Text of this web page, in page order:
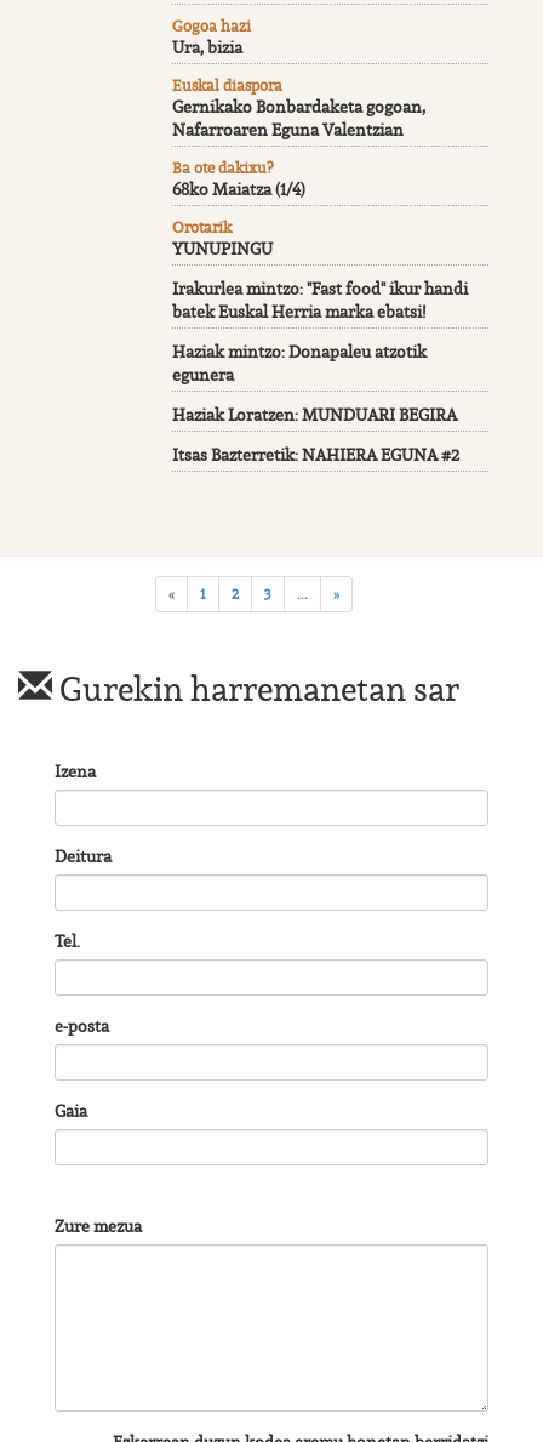
Gogoa hazi
Ura, bizia
Euskal diaspora
Gernikako Bonbardaketa gogoan,
Nafarroaren Eguna Valentzian
Ba ote dakixu?
68ko Maiatza (1/4)
Orotarik
YUNUPINGU
Irakurlea mintzo: "Fast food" ikur handi
batek Euskal Herria marka ebatsi!
Haziak mintzo: Donapaleu atzotik
egunera
Haziak Loratzen: MUNDUARI BEGIRA
Itsas Bazterretik: NAHIERA EGUNA #2
« 1 2 3 ... »
Gurekin harremanetan sar
Izena
Deitura
Tel.
e-posta
Gaia
Zure mezua